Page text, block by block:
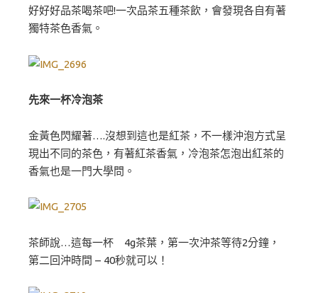
好好好品茶喝茶吧!一次品茶五種茶飲，會發現各自有著
獨特茶色香氣。
先來一杯冷泡茶
金黃色閃耀著….沒想到這也是紅茶，不一樣沖泡方式呈
現出不同的茶色，有著紅茶香氣，冷泡茶怎泡出紅茶的
香氣也是一門大學問。
茶師說…這每一杯 4g茶葉，第一次沖茶等待2分鐘，
第二回沖時間 – 40秒就可以！